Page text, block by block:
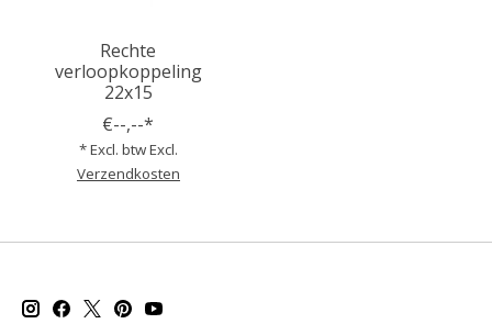
Rechte
verloopkoppeling
22x15
€--,--*
* Excl. btw Excl.
Verzendkosten